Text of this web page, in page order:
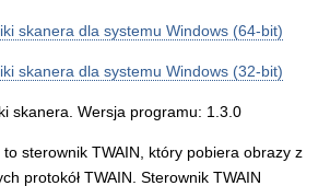
skanera dla systemu Windows (64-bit)
skanera dla systemu Windows (32-bit)
skanera. Wersja programu: 1.3.0
sterownik TWAIN, który pobiera obrazy z
protokół TWAIN. Sterownik TWAIN